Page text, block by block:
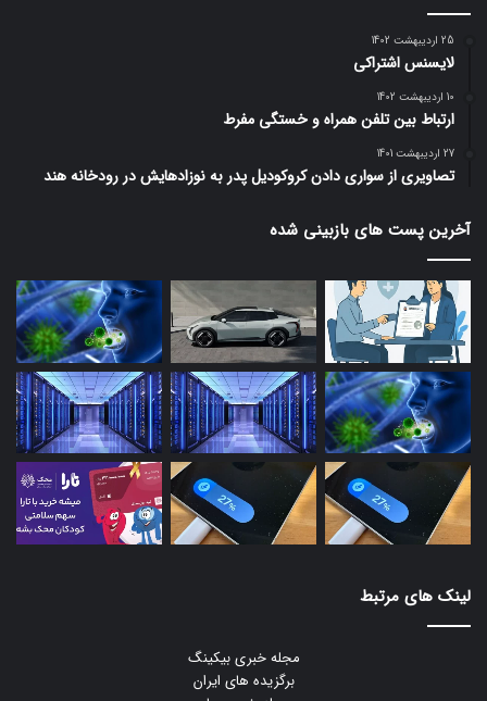
25 اردیبهشت 1402
لایسنس اشتراکی
10 اردیبهشت 1402
ارتباط بین تلفن همراه و خستگی مفرط
27 اردیبهشت 1401
تصاویری از سواری دادن کروکودیل پدر به نوزادهایش در رودخانه هند
آخرین پست های بازبینی شده
لینک های مرتبط
مجله خبری بیکینگ
برگزیده های ایران